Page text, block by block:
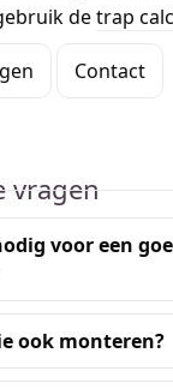
detrap
Contact
vragen
voor een
ook monteren?